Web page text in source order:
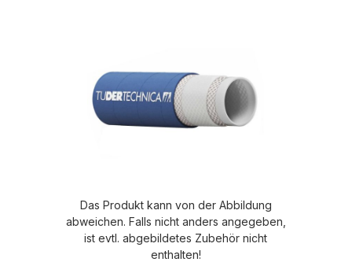
Das Produkt kann von der Abbildung
abweichen. Falls nicht anders angegeben,
ist evtl. abgebildetes Zubehör nicht
enthalten!